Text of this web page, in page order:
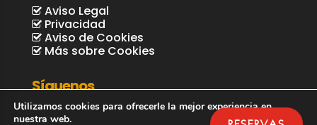
Aviso Legal
Privacidad
Aviso de Cookies
Más sobre Cookies
Síguenos
Utilizamos cookies para ofrecerle la mejor experiencia en
nuestra web.